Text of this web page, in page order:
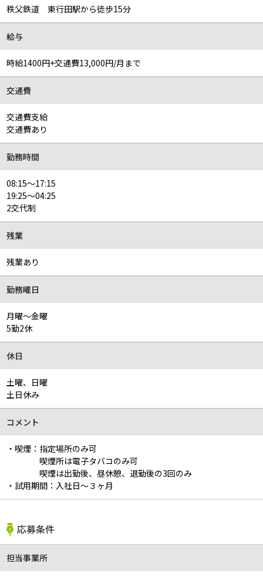
秩父鉄道 東行田駅から徒歩15分
給与
時給1400円+交通費13,000円/月まで
交通費
交通費支給
交通費あり
勤務時間
08:15～17:15
19:25～04:25
2交代制
残業
残業あり
勤務曜日
月曜～金曜
5勤2休
休日
土曜、日曜
土日休み
コメント
・喫煙：指定場所のみ可
喫煙所は電子タバコのみ可
喫煙は出勤後、昼休憩、退勤後の3回のみ
・試用期間：入社日～３ヶ月
応募条件
担当事業所